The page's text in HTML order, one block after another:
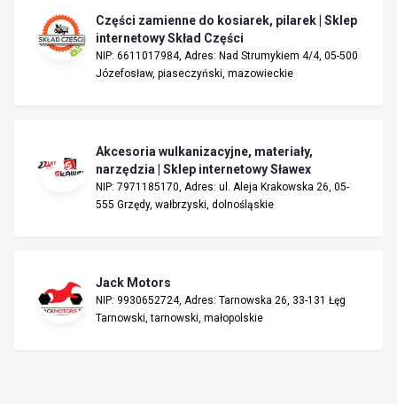
Części zamienne do kosiarek, pilarek | Sklep
internetowy Skład Części
NIP: 6611017984, Adres: Nad Strumykiem 4/4, 05-500
Józefosław, piaseczyński, mazowieckie
Akcesoria wulkanizacyjne, materiały,
narzędzia | Sklep internetowy Sławex
NIP: 7971185170, Adres: ul. Aleja Krakowska 26, 05-
555 Grzędy, wałbrzyski, dolnośląskie
Jack Motors
NIP: 9930652724, Adres: Tarnowska 26, 33-131 Łęg
Tarnowski, tarnowski, małopolskie